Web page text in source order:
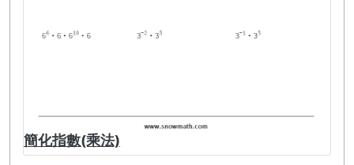
簡化指數(乘法)